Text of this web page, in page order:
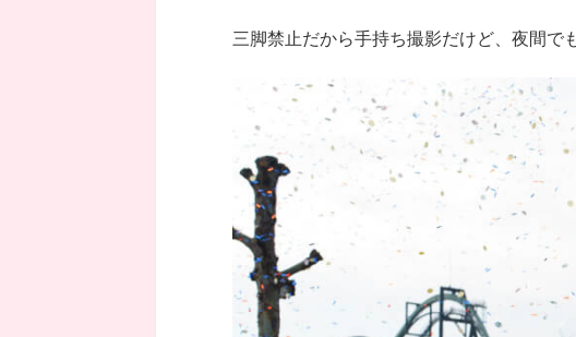
三脚禁止だから手持ち撮影だけど、夜間で